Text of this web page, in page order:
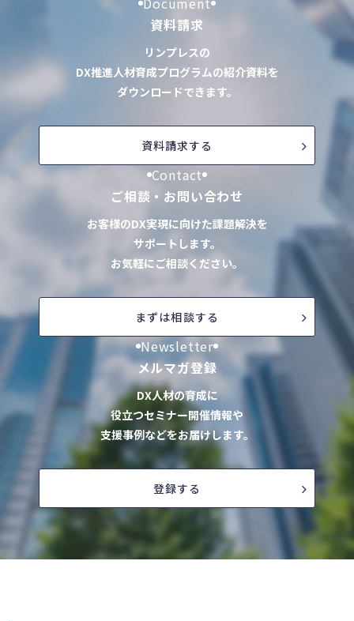
資料請求
リンプレスの
DX推進人材育成プログラムの紹介資料を
ダウンロードできます。
資料請求する
Contact
ご相談・お問い合わせ
お客様のDX実現に向けた課題解決を
サポートします。
お気軽にご相談ください。
まずは相談する
Newsletter
メルマガ登録
DX人材の育成に
役立つセミナー開催情報や
支援事例などをお届けします。
登録する